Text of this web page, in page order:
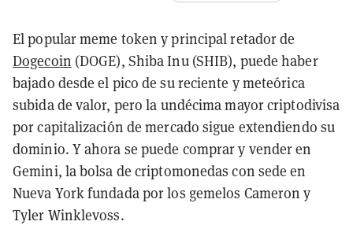
El popular meme token y principal retador de
Dogecoin (DOGE), Shiba Inu (SHIB), puede haber
bajado desde el pico de su reciente y meteórica
subida de valor, pero la undécima mayor criptodivisa
por capitalización de mercado sigue extendiendo su
dominio. Y ahora se puede comprar y vender en
Gemini, la bolsa de criptomonedas con sede en
Nueva York fundada por los gemelos Cameron y
Tyler Winklevoss.